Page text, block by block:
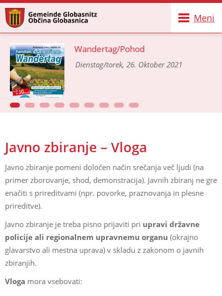
Meni
Wandertag/Pohod
Dienstag/torek, 26. Oktober 2021
Javno zbiranje – Vloga
Javno zbiranje pomeni določen način srečanja več ljudi (na
primer zborovanje, shod, demonstracija). Javnih zbiranj ne gre
enačiti s prireditvami (npr. povorke, praznovanja in plesne
prireditve).
Javno zbiranje je treba pisno prijaviti pri upravi državne
policije ali regionalnem upravnemu organu (okrajno
glavarstvo ali mestna uprava) v skladu z zakonom o javnih
zbiranjih.
Vloga mora vsebovati: